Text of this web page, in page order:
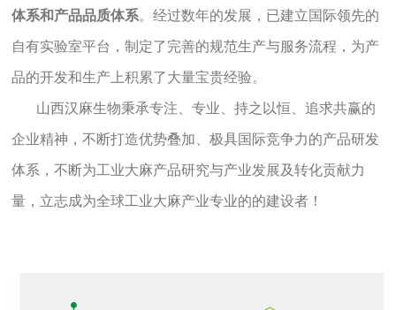
体系和产品品质体系。经过数年的发展，已建立国际领先的
自有实验室平台，制定了完善的规范生产与服务流程，为产
品的开发和生产上积累了大量宝贵经验。
山西汉麻生物秉承专注、专业、持之以恒、追求共赢的
企业精神，不断打造优势叠加、极具国际竞争力的产品研发
体系，不断为工业大麻产品研究与产业发展及转化贡献力
量，立志成为全球工业大麻产业专业的的建设者！